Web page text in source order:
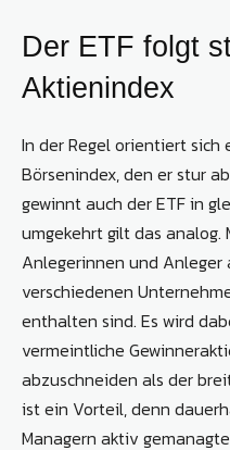
Der ETF folgt
Aktienindex
In der Regel orientiert
Börsenindex, den er stur
gewinnt auch der ETF in
umgekehrt gilt das
Anlegerinnen und
verschiedenen
enthalten sind. Es wird
vermeintliche
abzuschneiden als der
ist ein Vorteil, denn
Managern aktiv